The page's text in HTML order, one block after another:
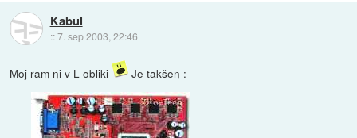
Kabul
::7. sep 2003, 22:46
Moj ram ni v L obliki Je takšen :